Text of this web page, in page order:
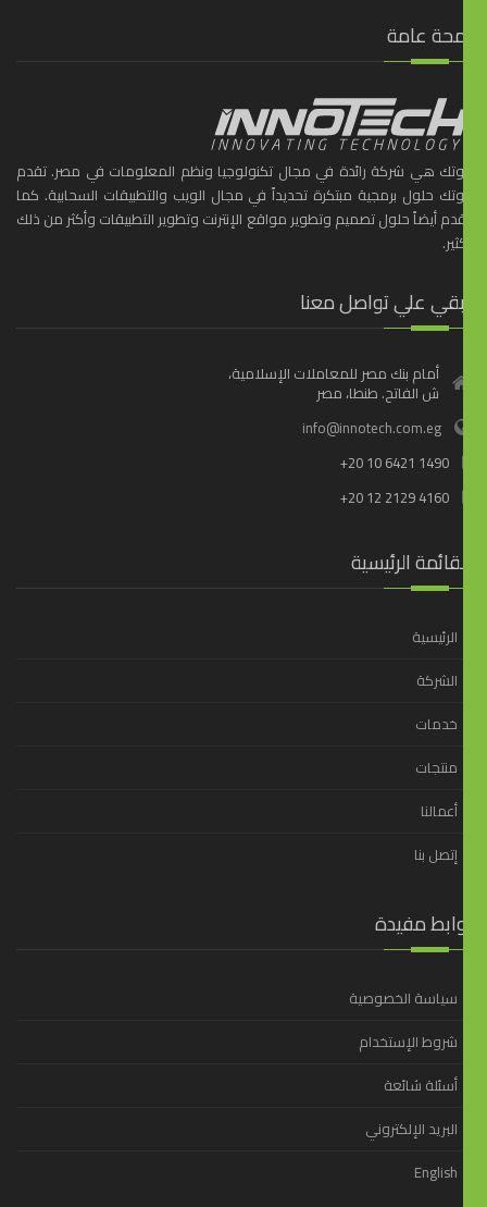
عامة
هي شركة رائدة في مجال تكنولوجيا ونظم المعلومات في مصر. تقدم
حلول برمجية مبتكرة تحديداً في مجال الويب والتطبيقات السحابية. كما
أيضاً حلول تصميم وتطوير مواقع الإنترنت وتطوير التطبيقات وأكثر من ذلك
علي تواصل معنا
أمام بنك مصر للمعاملات الإسلامية،
ش الفاتح. طنطا، مصر
info@innotech.com.eg
+20 10 6421 1490
+20 12 2129 4160
الرئيسية
الرئيسية
الشركة
خدمات
منتجات
أعمالنا
إتصل بنا
مفيدة
سياسة الخصوصية
شروط الإستخدام
أسئلة شائعة
البريد الإلكتروني
English